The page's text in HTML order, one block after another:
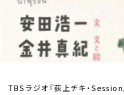
TBSラジオ『荻上チキ・Session